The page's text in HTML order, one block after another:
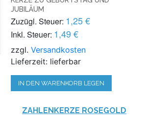
JUBILÄUM
Zuzügl. Steuer: 1,25 €
Inkl. Steuer: 1,49 €
zzgl.Versandkosten
Lieferzeit: lieferbar
IN DEN WARENKORB LEGEN
ZAHLENKERZE ROSEGOLD